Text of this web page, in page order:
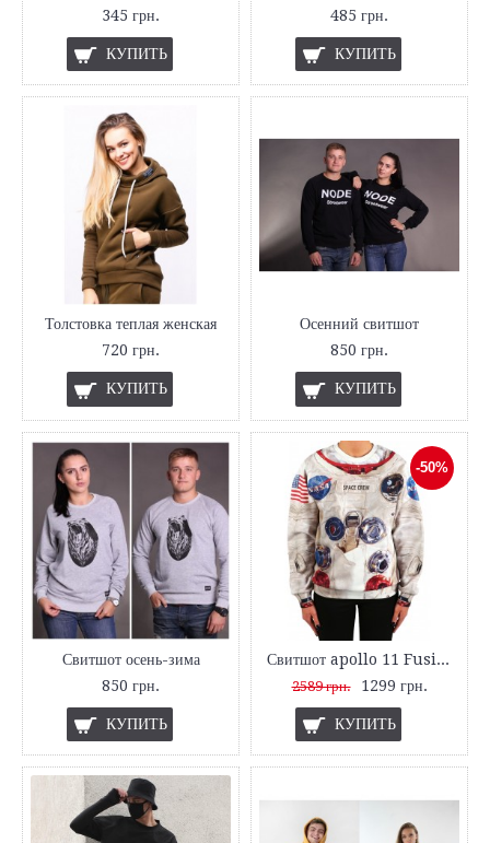
345 грн.
КУПИТЬ
485 грн.
КУПИТЬ
Толстовка теплая женская
720 грн.
КУПИТЬ
Осенний свитшот
850 грн.
КУПИТЬ
Свитшот осень-зима
850 грн.
КУПИТЬ
-50%
Свитшот apollo 11 Fusion
2589 грн. 1299 грн.
КУПИТЬ